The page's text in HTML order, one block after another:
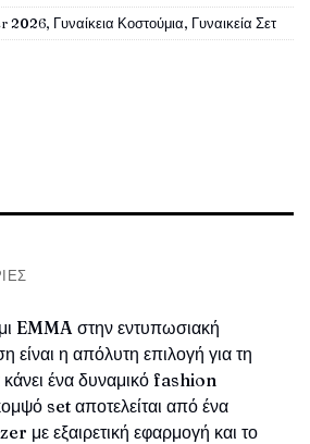
2026, Γυναίκεια Κοστούμια, Γυναικεία Σετ
EMMA στην εντυπωσιακή
είναι η απόλυτη επιλογή για τη
κάνει ένα δυναμικό fashion
set αποτελείται από ένα
με εξαιρετική εφαρμογή και το